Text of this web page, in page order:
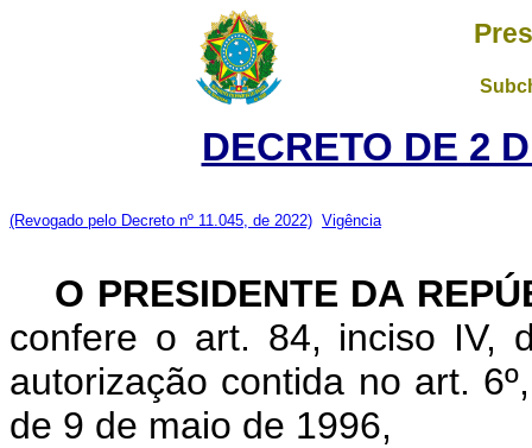
DECRETO DE 2
(Revogado pelo Decreto nº 11.045, de 2022) Vigência
O PRESIDENTE DA
confere o art. 84, inciso IV,
autorização contida no art.
de 9 de maio de 1996,